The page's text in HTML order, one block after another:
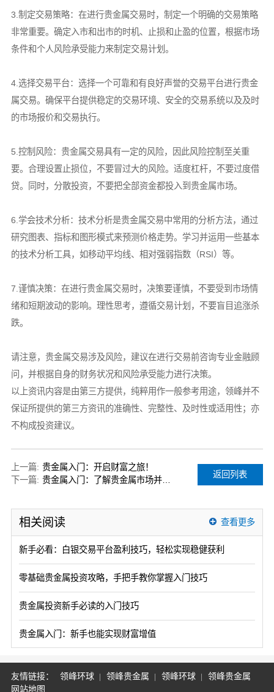
3.制定交易策略：在进行贵金属交易时，制定一个明确的交易策略
非常重要。确定入市和出市的时机、止损和止盈的位置，根据市场
条件和个人风险承受能力来制定交易计划。
4.选择交易平台：选择一个可靠和有良好声誉的交易平台进行贵金
属交易。确保平台提供稳定的交易环境、安全的交易系统以及及时
的市场报价和交易执行。
5.控制风险：贵金属交易具有一定的风险，因此风险控制至关重
要。合理设置止损位，不要冒过大的风险。适度杠杆，不要过度借
贷。同时，分散投资，不要把全部资金都投入到贵金属市场。
6.学会技术分析：技术分析是贵金属交易中常用的分析方法，通过
研究图表、指标和图形模式来预测价格走势。学习并运用一些基本
的技术分析工具，如移动平均线、相对强弱指数（RSI）等。
7.谨慎决策：在进行贵金属交易时，决策要谨慎，不要受到市场情
绪和短期波动的影响。理性思考，遵循交易计划，不要盲目追涨杀
跌。
请注意，贵金属交易涉及风险，建议在进行交易前咨询专业金融顾
问，并根据自身的财务状况和风险承受能力进行决策。
以上资讯内容是由第三方提供，纯粹用作一般参考用途，领峰并不
保证所提供的第三方资讯的准确性、完整性、及时性或适用性；亦
不构成投资建议。
上一篇: 贵金属入门：开启财富之旅！
下一篇:
贵金属入门：了解贵金属市场并掌握交易技巧
返回列表
相关阅读 查看更多
新手必看：白银交易平台盈利技巧，轻松实现稳健获利
零基础贵金属投资攻略，手把手教你掌握入门技巧
贵金属投资新手必读的入门技巧
贵金属入门：新手也能实现财富增值
友情链接： 领峰环球 领峰贵金属 领峰环球
领峰贵金属
网站地图